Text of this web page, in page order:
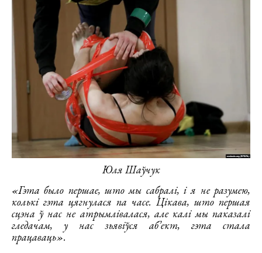
Юля Шаўчук
«Гэта было першае, што мы сабралі, і я не разумею,
колькі гэта цягнулася па часе. Цікава, што першая
сцэна ў нас не атрымлівалася, але калі мы паказалі
гледачам, у нас зьявіўся аб’ект, гэта стала
працаваць».